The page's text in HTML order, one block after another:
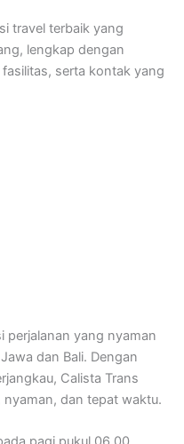
travel terbaik yang
lengkap dengan
serta kontak yang
perjalanan yang nyaman
dan Bali. Dengan
Calista Trans
nyaman, dan tepat waktu.